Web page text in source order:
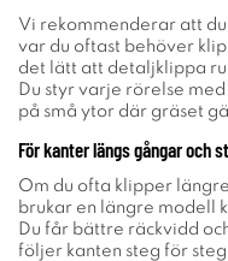
Vi rekommenderar att
var du oftast behöver
det lätt att detaljklippa
Du styr varje rörelse
på små ytor där gräset
För kanter längs gångar och
Om du ofta klipper
brukar en längre modell
Du får bättre räckvidd
följer kanten steg för